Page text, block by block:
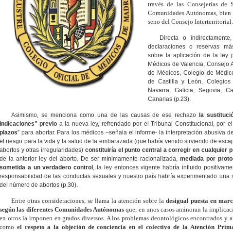
través de las Consejerías de
Comunidades Autónomas, bien
seno del Consejo Interterritorial.
Directa o
declaraciones o reservas
sobre la aplicación de la ley
Médicos de Valencia, Consejo
de Médicos, Colegio de
de Castilla y León, Colegios
Navarra, Galicia, Segovia,
Canarias (p.23).
Asimismo, se menciona como una de las causas de ese rechazo
la
indicaciones” previo a la nueva ley, refrendado por el Tribunal Constitucional, por el
plazos” para abortar. Para los médicos –señala el informe- la interpretación abusiva
el riesgo para la vida y la salud de la embarazada (que había venido sirviendo de
abortos y otras irregularidades) constituiría el punto central a corregir en cualquier
de la anterior ley del aborto. De ser mínimamente racionalizada, mediada por
sometida a un verdadero control , la ley entonces vigente habría influido
responsabilidad de las conductas sexuales y nuestro país habría experimentado una
del número de abortos (p.30).
Entre otras consideraciones, se llama la atención sobre la desigual puesta en
según las diferentes Comunidades Autónomas que, en unos casos aminoran la
en otros la imponen en grados diversos. A los problemas deontológicos encontrados y
como el respeto a la objeción de conciencia en el colectivo de la Atención